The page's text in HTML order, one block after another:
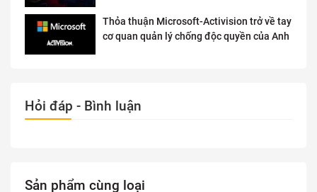
Thỏa thuận Microsoft-Activision trở về tay
cơ quan quản lý chống độc quyền của Anh
Hỏi đáp - Bình luận
Sản phẩm cùng loại